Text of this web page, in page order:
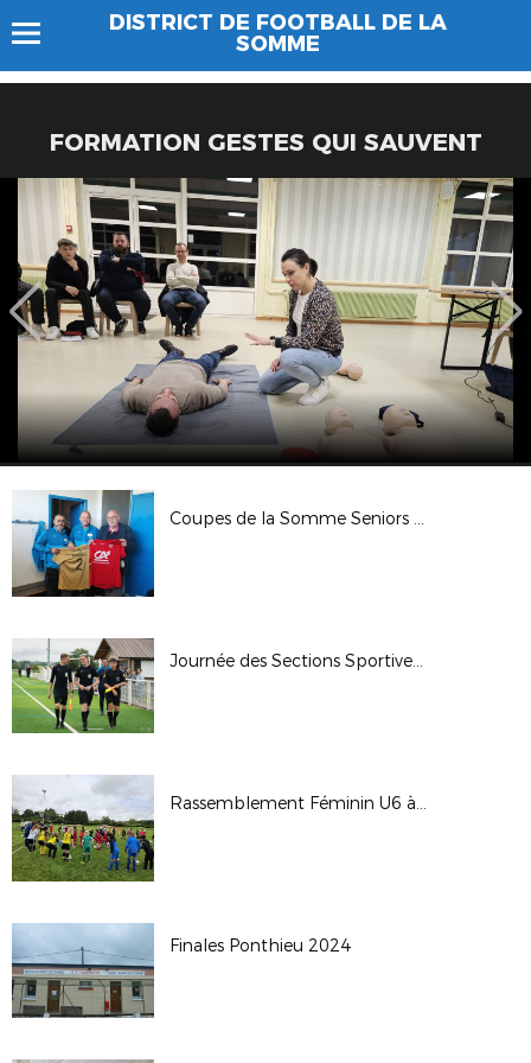
DISTRICT DE FOOTBALL DE LA
SOMME
FORMATION GESTES QUI SAUVENT
Coupes de la Somme Seniors du 9 juin 2024
Journée des Sections Sportives du 05/06/24 à CAMON
Rassemblement Féminin U6 à U11 du 25.05.24
Finales Ponthieu 2024